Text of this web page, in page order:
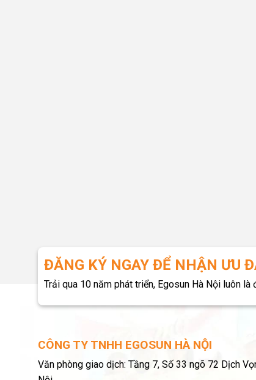
ĐĂNG KÝ NGAY ĐỂ NHẬN ƯU
Trải qua 10 năm phát triển, Egosun Hà Nội luôn
CÔNG TY TNHH EGOSUN HÀ NỘI
Văn phòng giao dịch: Tầng 7, Số 33 ngõ 72 Dịch